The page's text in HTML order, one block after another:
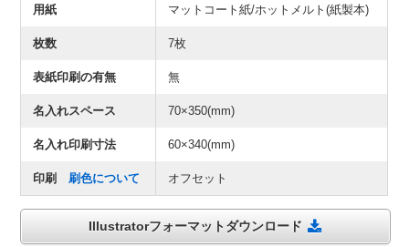
用紙 マットコート紙/ホットメルト(紙製本)
枚数 7枚
表紙印刷の有無 無
名入れスペース 70×350(mm)
名入れ印刷寸法 60×340(mm)
印刷 刷色について オフセット
Illustratorフォーマットダウンロード